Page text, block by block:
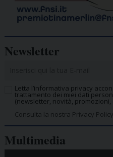
Newsletter
Letta l’informativa privacy
trattamento dei miei dati
(newsletter, novità, promozioni,
Consulta la nostra Privacy Policy.
Multimedia